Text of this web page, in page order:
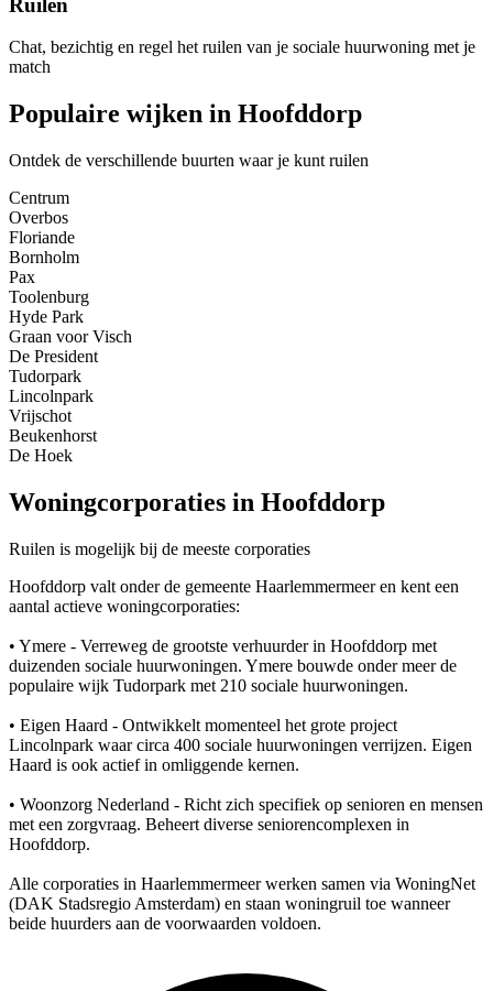
Chat, bezichtig en regel het ruilen van je sociale huurwoning met je
match
Populaire wijken in Hoofddorp
Ontdek de verschillende buurten waar je kunt ruilen
Centrum
Overbos
Floriande
Bornholm
Pax
Toolenburg
Hyde Park
Graan voor Visch
De President
Tudorpark
Lincolnpark
Vrijschot
Beukenhorst
De Hoek
Woningcorporaties in Hoofddorp
Ruilen is mogelijk bij de meeste corporaties
Hoofddorp valt onder de gemeente Haarlemmermeer en kent een
aantal actieve woningcorporaties:
• Ymere - Verreweg de grootste verhuurder in Hoofddorp met
duizenden sociale huurwoningen. Ymere bouwde onder meer de
populaire wijk Tudorpark met 210 sociale huurwoningen.
• Eigen Haard - Ontwikkelt momenteel het grote project
Lincolnpark waar circa 400 sociale huurwoningen verrijzen. Eigen
Haard is ook actief in omliggende kernen.
• Woonzorg Nederland - Richt zich specifiek op senioren en mensen
met een zorgvraag. Beheert diverse seniorencomplexen in
Hoofddorp.
Alle corporaties in Haarlemmermeer werken samen via WoningNet
(DAK Stadsregio Amsterdam) en staan woningruil toe wanneer
beide huurders aan de voorwaarden voldoen.